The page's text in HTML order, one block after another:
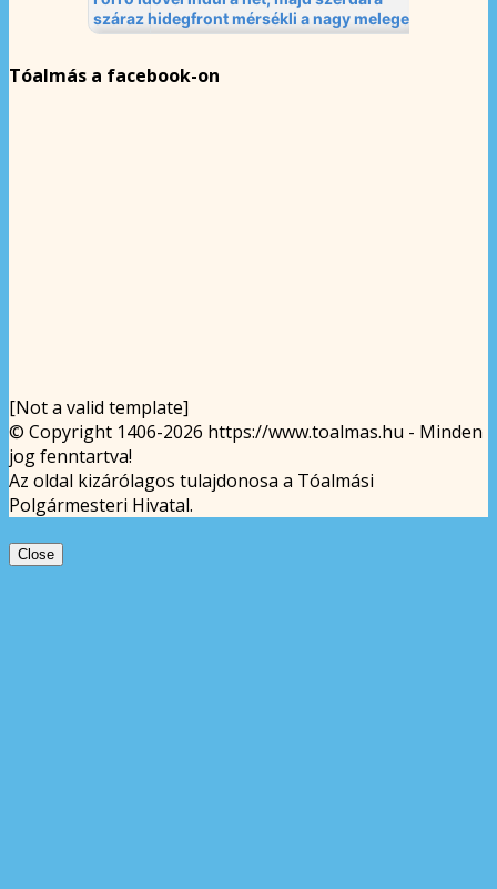
Tóalmás a facebook-on
[Not a valid template]
© Copyright 1406-2026 https://www.toalmas.hu - Minden
jog fenntartva!
Az oldal kizárólagos tulajdonosa a Tóalmási
Polgármesteri Hivatal.
Close